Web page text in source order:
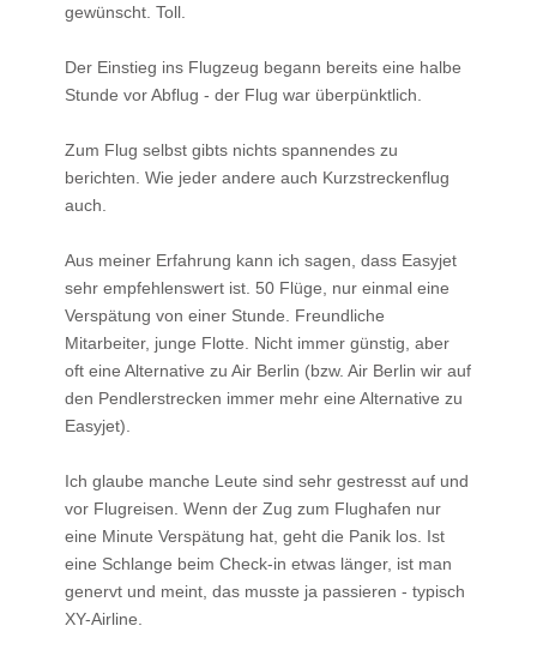
gewünscht. Toll.
Der Einstieg ins Flugzeug begann bereits eine halbe
Stunde vor Abflug - der Flug war überpünktlich.
Zum Flug selbst gibts nichts spannendes zu
berichten. Wie jeder andere auch Kurzstreckenflug
auch.
Aus meiner Erfahrung kann ich sagen, dass Easyjet
sehr empfehlenswert ist. 50 Flüge, nur einmal eine
Verspätung von einer Stunde. Freundliche
Mitarbeiter, junge Flotte. Nicht immer günstig, aber
oft eine Alternative zu Air Berlin (bzw. Air Berlin wir auf
den Pendlerstrecken immer mehr eine Alternative zu
Easyjet).
Ich glaube manche Leute sind sehr gestresst auf und
vor Flugreisen. Wenn der Zug zum Flughafen nur
eine Minute Verspätung hat, geht die Panik los. Ist
eine Schlange beim Check-in etwas länger, ist man
genervt und meint, das musste ja passieren - typisch
XY-Airline.